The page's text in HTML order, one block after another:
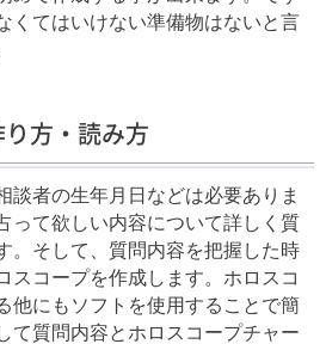
くてはいけない準備物はないと言
方・読み方
談者の生年月日などは必要ありま
って欲しい内容について詳しく質
。そして、質問内容を把握した時
スコープを作成します。ホロスコ
他にもソフトを使用することで簡
て質問内容とホロスコープチャー